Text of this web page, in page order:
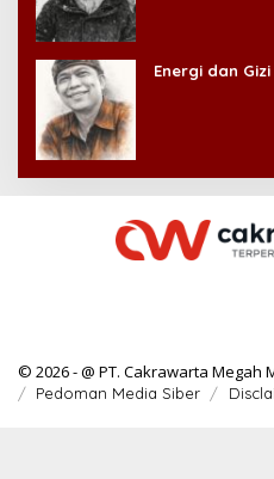
Energi dan
© 2026 - @ PT. Cakrawarta Megah
Pedoman Media Siber